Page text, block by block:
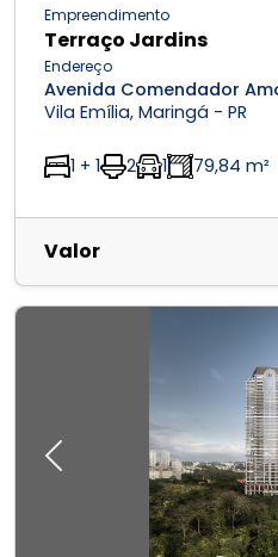
Empreendimento
Terraço Jardins
Endereço
Avenida Comendador
Vila Emília, Maringá - PR
1 + 1 2 1 79,84 m²
Valor
Previous